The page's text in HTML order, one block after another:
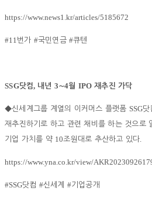
https://www.news1.kr/articles/5185672
#11번가 #국민연금#큐텐
SSG닷컴, 내년 3∼4월 IPO 재추진 가닥
◆신세계그룹 계열의 이커머스 플랫폼 SSG닷
재추진하기로 하고 관련 채비를 하는 것으로
기업 가치를 약 10조원대로 추산하고 있다.
https://www.yna.co.kr/view/
#SSG닷컴 #신세계 #기업공개